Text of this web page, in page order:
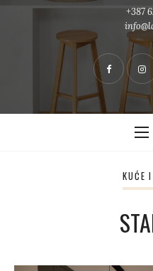
+387
KUĆE